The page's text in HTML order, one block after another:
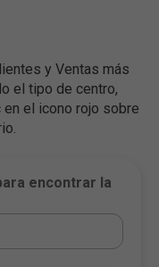
y Ventas más
el tipo de centro,
el icono rojo sobre
encontrar la